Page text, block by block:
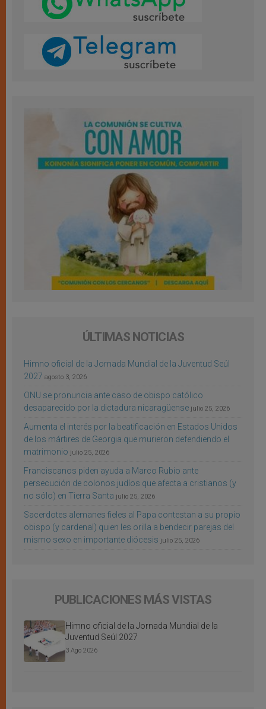
ÚLTIMAS NOTICIAS
Himno oficial de la Jornada Mundial de la Juventud Seúl
2027 agosto 3, 2026
ONU se pronuncia ante caso de obispo católico
desaparecido por la dictadura nicaragüense julio 25, 2026
Aumenta el interés por la beatificación en Estados Unidos
de los mártires de Georgia que murieron defendiendo el
matrimonio julio 25, 2026
Franciscanos piden ayuda a Marco Rubio ante
persecución de colonos judíos que afecta a cristianos (y
no sólo) en Tierra Santa julio 25, 2026
Sacerdotes alemanes fieles al Papa contestan a su propio
obispo (y cardenal) quien les orilla a bendecir parejas del
mismo sexo en importante diócesis julio 25, 2026
PUBLICACIONES MÁS VISTAS
Himno oficial de la Jornada Mundial de la
Juventud Seúl 2027
3 Ago 2026